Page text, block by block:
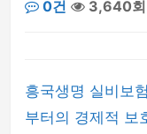
0건
3,640회
흥국생명 실비보
부터의 경제적 보